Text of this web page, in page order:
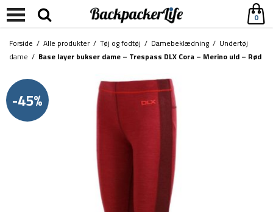
0
Forside / Alle produkter/ Tøj og fodtøj / Damebeklædning / Undertøj
dame / Base layer bukser dame – Trespass DLX Cora – Merino uld – Rød
-45%